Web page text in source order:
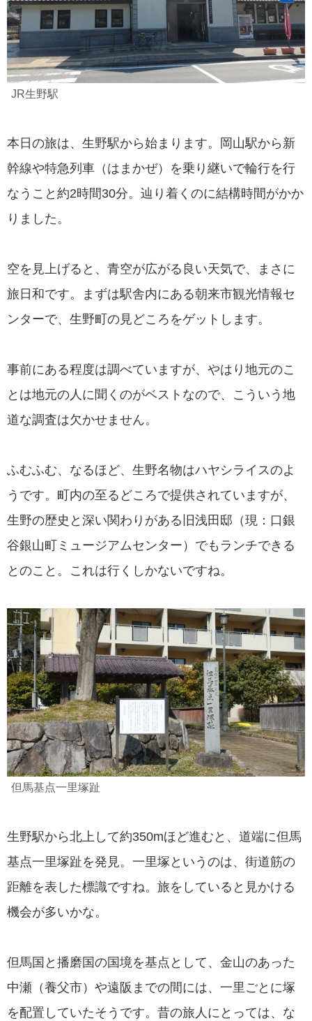
JR生野駅
本日の旅は、生野駅から始まります。岡山駅から新
幹線や特急列車（はまかぜ）を乗り継いで輪行を行
なうこと約2時間30分。辿り着くのに結構時間がかか
りました。
空を見上げると、青空が広がる良い天気で、まさに
旅日和です。まずは駅舎内にある朝来市観光情報セ
ンターで、生野町の見どころをゲットします。
事前にある程度は調べていますが、やはり地元のこ
とは地元の人に聞くのがベストなので、こういう地
道な調査は欠かせません。
ふむふむ、なるほど、生野名物はハヤシライスのよ
うです。町内の至るどころで提供されていますが、
生野の歴史と深い関わりがある旧浅田邸（現：口銀
谷銀山町ミュージアムセンター）でもランチできる
とのこと。これは行くしかないですね。
但馬基点一里塚趾
生野駅から北上して約350mほど進むと、道端に但馬
基点一里塚趾を発見。一里塚というのは、街道筋の
距離を表した標識ですね。旅をしていると見かける
機会が多いかな。
但馬国と播磨国の国境を基点として、金山のあった
中瀬（養父市）や遠阪までの間には、一里ごとに塚
を配置していたそうです。昔の旅人にとっては、な